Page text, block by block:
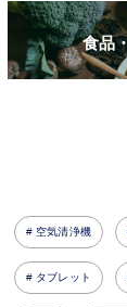
食品
空気清浄機
タブレット